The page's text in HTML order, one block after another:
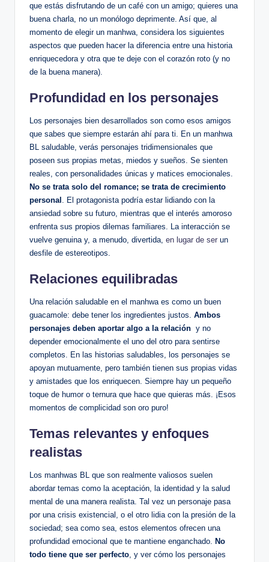
que estás disfrutando de un café con ⁢un amigo; quieres‍ una
buena⁤ charla, no un monólogo deprimente. Así que, al​
momento de elegir un manhwa, considera los siguientes
aspectos que pueden hacer la⁤ diferencia entre una historia
⁤enriquecedora y otra ⁢que ⁢te deje con el corazón roto (y no
de la​ buena manera).
Profundidad en los personajes
Los personajes bien desarrollados son como esos amigos
que sabes que siempre estarán ahí para ti. En un manhwa
BL saludable, verás personajes tridimensionales que
poseen sus propias metas, miedos​ y sueños. Se sienten
reales, con personalidades únicas y matices emocionales.
No se trata solo del romance; se trata de crecimiento
personal . El⁣ protagonista podría ‍estar ⁣lidiando con la
ansiedad sobre su futuro, mientras que el ⁤interés amoroso
enfrenta sus propios dilemas familiares. La interacción se
vuelve genuina y, a menudo, divertida, en lugar de ser ‍un
desfile ⁣de estereotipos.
Relaciones equilibradas
Una relación saludable en el manhwa es como un​ buen
‌guacamole: debe tener los ingredientes justos. Ambos
personajes deben aportar algo a ⁢la relación ⁣ y no
depender emocionalmente el uno del otro para sentirse
completos. En⁤ las historias saludables, los personajes se
apoyan mutuamente, pero también tienen sus propias vidas
y amistades que los enriquecen. Siempre hay un pequeño
toque de‍ humor o ternura que hace que quieras más. ¡Esos
momentos de complicidad son oro puro!
Temas relevantes y ⁣enfoques⁣
realistas
Los manhwas BL que son realmente valiosos‍ suelen
abordar temas como la aceptación, la identidad‌ y la salud
mental de una manera⁤ realista. Tal⁣ vez un personaje pasa
por una crisis existencial, o el otro lidia​ con la presión de la
sociedad; sea como sea, estos elementos ofrecen una
⁤profundidad​ emocional que te mantiene enganchado. No‍
todo tiene que ser perfecto , y ver cómo los personajes